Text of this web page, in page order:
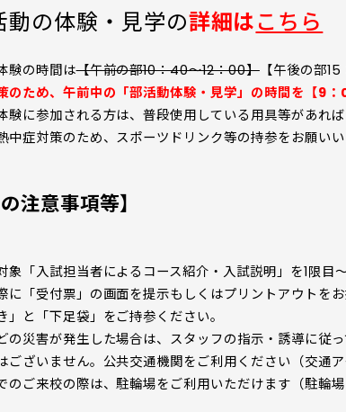
の体験・見学の詳細はこちら
験の時間は【午前の部10：40～12：00】【午後の部15
のため、午前中の「部活動体験・見学」の時間を【9：
に参加される方は、普段使用している用具等があれば
中症対策のため、スポーツドリンク等の持参をお願いい
の注意事項等】
「入試担当者によるコース紹介・入試説明」を1限目
「受付票」の画面を提示もしくはプリントアウトを
と「下足袋」をご持参ください。
災害が発生した場合は、スタッフの指示・誘導に従っ
ざいません。公共交通機関をご利用ください（交通
のご来校の際は、駐輪場をご利用いただけます（駐輪